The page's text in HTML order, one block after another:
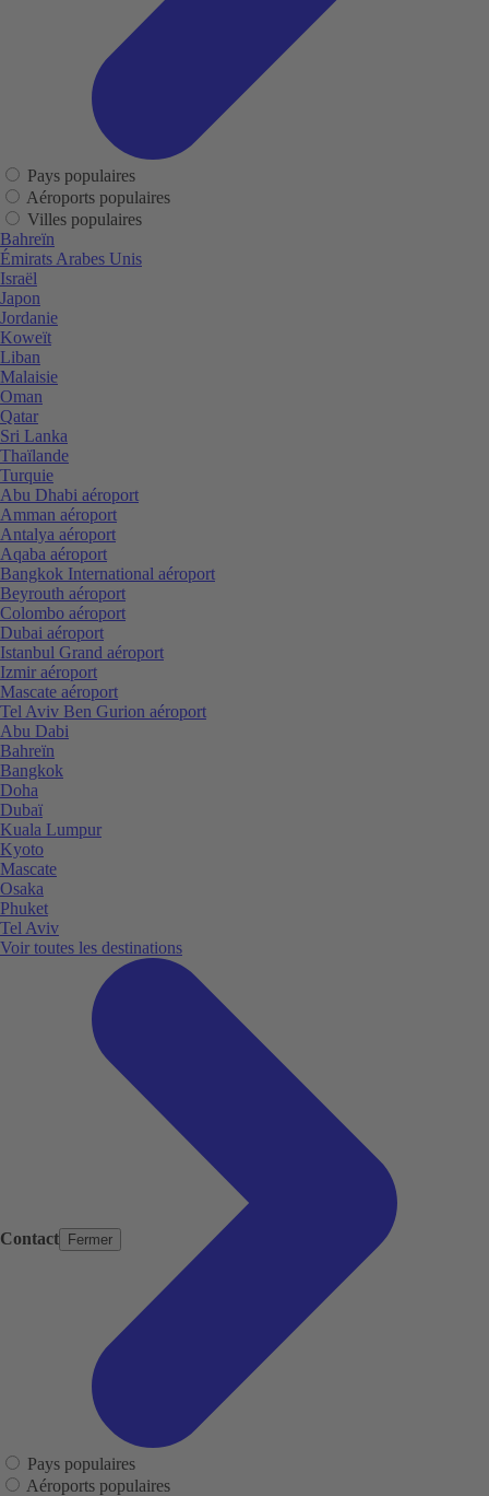
Contact Fermer
Pays populaires
Aéroports populaires
Villes populaires
Bahreïn
Émirats Arabes Unis
Israël
Japon
Jordanie
Koweït
Liban
Malaisie
Oman
Qatar
Sri Lanka
Thaïlande
Turquie
Abu Dhabi aéroport
Amman aéroport
Antalya aéroport
Aqaba aéroport
Bangkok International aéroport
Beyrouth aéroport
Colombo aéroport
Dubai aéroport
Istanbul Grand aéroport
Izmir aéroport
Mascate aéroport
Tel Aviv Ben Gurion aéroport
Abu Dabi
Bahreïn
Bangkok
Doha
Dubaï
Kuala Lumpur
Kyoto
Mascate
Osaka
Phuket
Tel Aviv
Voir toutes les destinations
Pays populaires
Aéroports populaires